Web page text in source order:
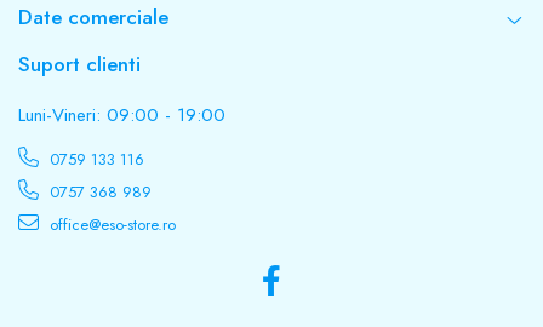
Date comerciale
Suport clienti
Luni-Vineri: 09:00 - 19:00
0759 133 116
0757 368 989
office@eso-store.ro